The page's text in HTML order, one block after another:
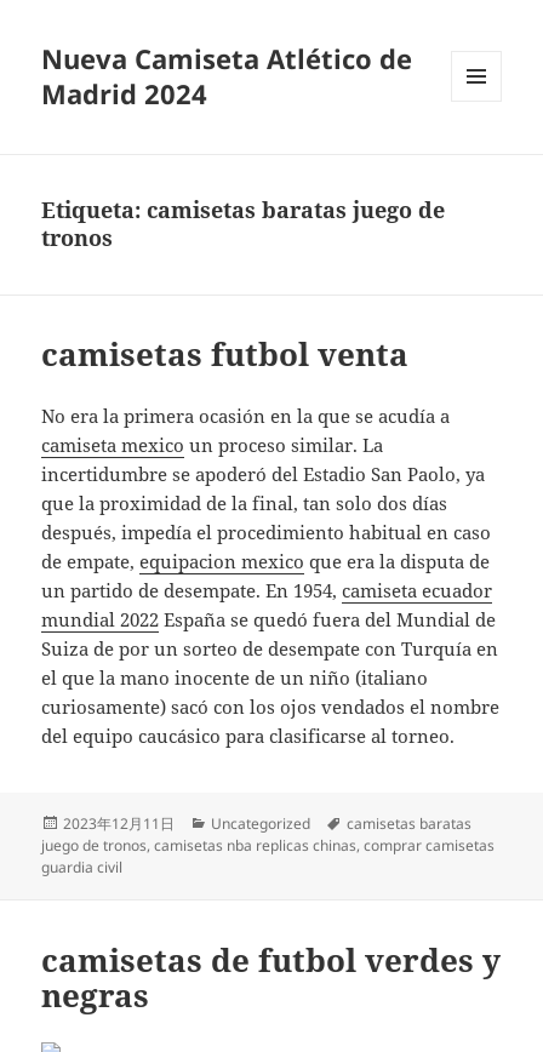
Nueva Camiseta Atlético de
Madrid 2024
Etiqueta:camisetas baratas juego de
tronos
camisetas futbol venta
No era la primera ocasión en la que se acudía a
camiseta mexico un proceso similar. La
incertidumbre se apoderó del Estadio San Paolo, ya
que la proximidad de la final, tan solo dos días
después, impedía el procedimiento habitual en caso
de empate,equipacion mexico que era la disputa de
un partido de desempate. En 1954,camiseta ecuador
mundial 2022 España se quedó fuera del Mundial de
Suiza de por un sorteo de desempate con Turquía en
el que la mano inocente de un niño (italiano
curiosamente) sacó con los ojos vendados el nombre
del equipo caucásico para clasificarse al torneo.
Publicado
el
2023年12月11日 Categorías
Uncategorized Etiquetas
camisetas baratas
juego de tronos,camisetas nba replicas chinas,comprar camisetas
guardia civil
camisetas de futbol verdes y
negras